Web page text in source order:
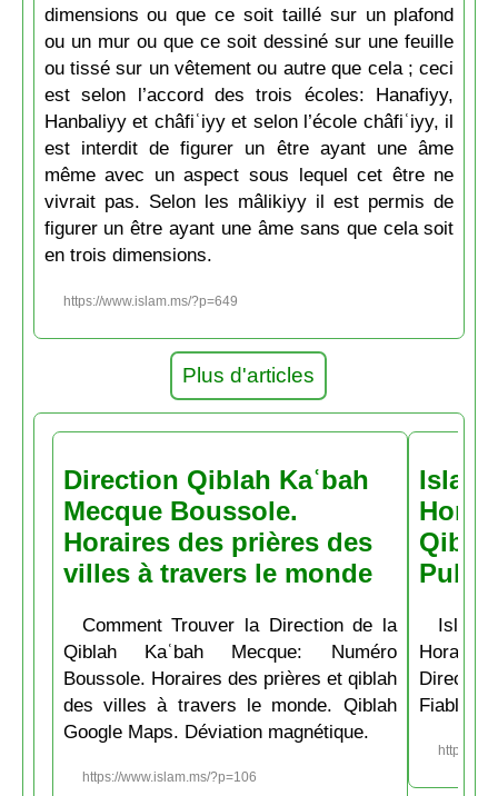
dimensions ou que ce soit taillé sur un plafond
ou un mur ou que ce soit dessiné sur une feuille
ou tissé sur un vêtement ou autre que cela ; ceci
est selon l’accord des trois écoles: Hanafiyy,
Hanbaliyy et châfiʿiyy et selon l’école châfiʿiyy, il
est interdit de figurer un être ayant une âme
même avec un aspect sous lequel cet être ne
vivrait pas. Selon les mâlikiyy il est permis de
figurer un être ayant une âme sans que cela soit
en trois dimensions.
https://www.islam.ms/?p=649
Plus d'articles
Direction Qiblah Kaʿbah
Mecque Boussole.
Horaires des prières des
villes à travers le monde
Comment Trouver la Direction de la
Qiblah Kaʿbah Mecque: Numéro
Boussole. Horaires des prières et qiblah
des villes à travers le monde. Qiblah
Google Maps. Déviation magnétique.
https://www.islam.ms/?p=106
Pubs
Fiable et
https://